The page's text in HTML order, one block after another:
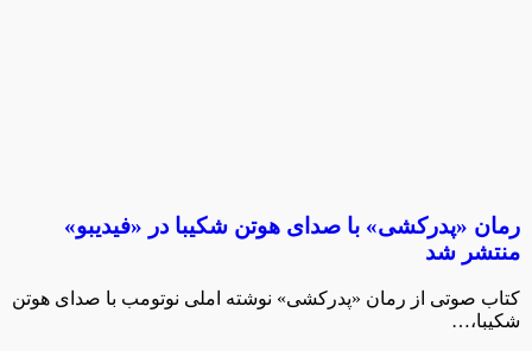
رمان «پدرکشی» با صدای هوتن شکیبا در «فیدیبو»
منتشر شد
کتاب صوتی از رمان «پدرکشی» نوشته املی نوتومب با صدای هوتن
شکیبا،…